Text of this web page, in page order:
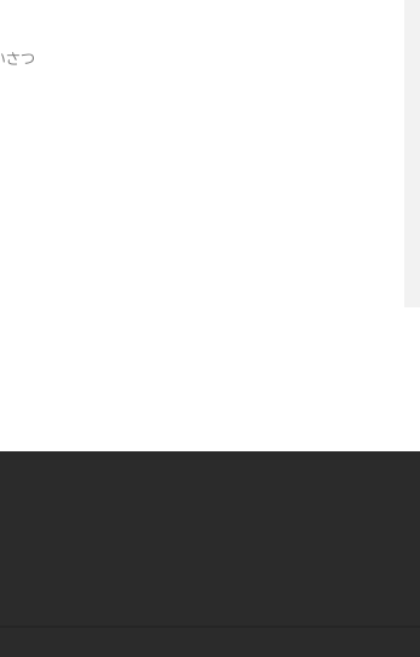
さつ